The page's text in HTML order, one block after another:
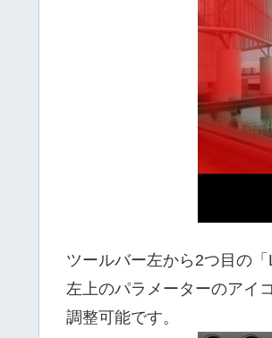
ツールバー左から2つ目の
左上のパラメーターのアイ
調整可能です。